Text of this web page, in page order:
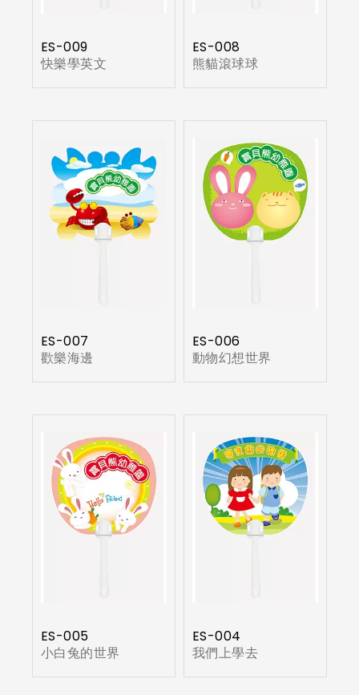
ES-009
快樂學英文
ES-008
熊貓滾球球
ES-007
歡樂海邊
ES-006
動物幻想世界
ES-005
小白兔的世界
ES-004
我們上學去